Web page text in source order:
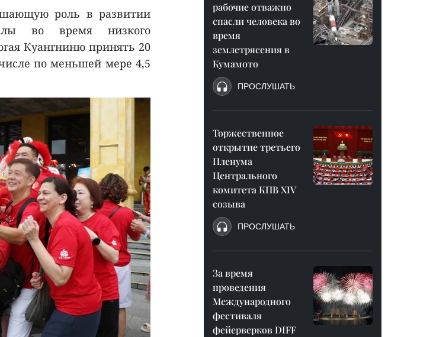
роль в развитии
во время низкого
Куангниню принять 20
по меньшей мере 4,5
рабочие отважно
спасли человека во
время
землетрясения в
Кумамото
ПРОСЛУШАТЬ
Торжественное
открытие третьего
Пленума
Центрального
комитета КПВ XIV
созыва
ПРОСЛУШАТЬ
За время
проведения
Международного
фестиваля
фейерверков DIFF